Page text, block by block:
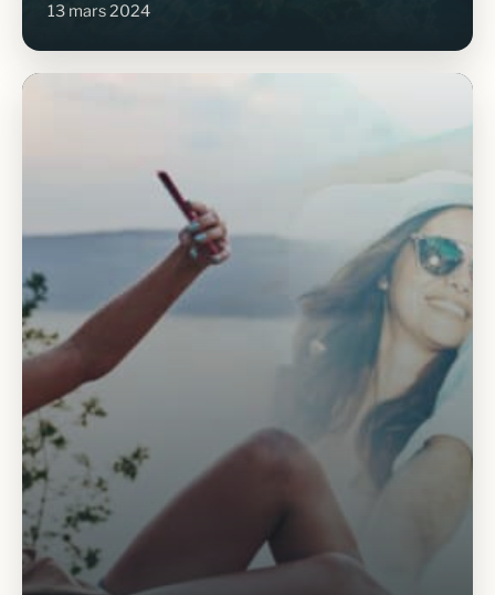
13 mars 2024